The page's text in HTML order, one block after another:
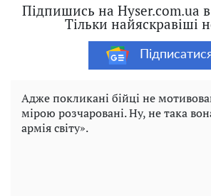
Підпишись на Hyser.com.ua
Тільки найяскравіші
Адже покликані бійці не
мірою розчаровані. Ну, не така
армія світу».